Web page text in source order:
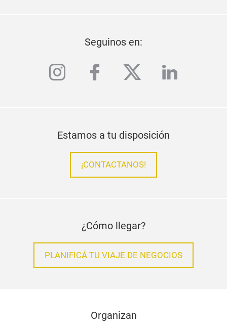
Seguinos en:
instagram
facebook
twitterlinkedin
Estamos a tu disposición
¡CONTACTANOS!
¿Cómo llegar?
PLANIFICÁ TU VIAJE DE NEGOCIOS
Organizan